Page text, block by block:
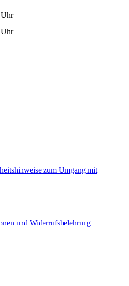
Uhr
zum Umgang mit
und Widerrufsbelehrung